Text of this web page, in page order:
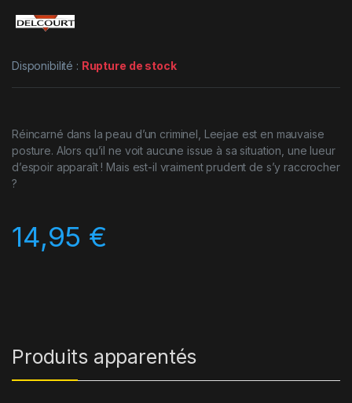
Disponibilité : Rupture de stock
Réincarné dans la peau d’un criminel, Leejae est en mauvaise
posture. Alors qu’il ne voit aucune issue à sa situation, une lueur
d’espoir apparaît ! Mais est-il vraiment prudent de s’y raccrocher
?
14,95 €
Produits apparentés